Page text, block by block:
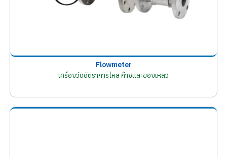
Flowmeter
เครื่องวัดอัตราการไหล ก๊าซและของเหลว